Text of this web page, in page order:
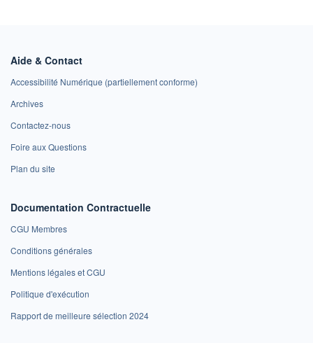
Aide & Contact
Accessibilité Numérique (partiellement conforme)
Archives
Contactez-nous
Foire aux Questions
Plan du site
Documentation Contractuelle
CGU Membres
Conditions générales
Mentions légales et CGU
Politique d'exécution
Rapport de meilleure sélection 2024